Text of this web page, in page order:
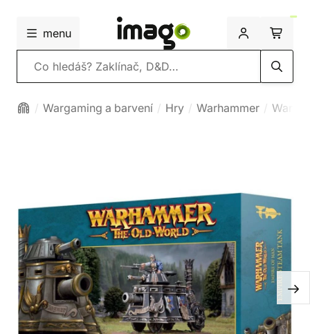
menu
Vyhledávání
Wargaming a barvení Hry Warhammer